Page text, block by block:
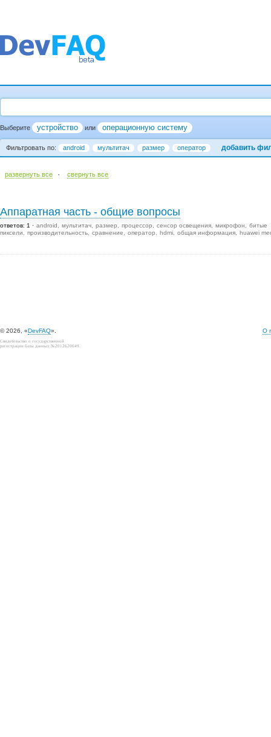
Выберите устройство или операционную систему
Фильтровать по: android мультитач размер оператор добавить
развернуть все · cвернуть все
Аппаратная часть - общие вопросы
ответов: 1 android мультитач размер процессор сенсор освещения микрофон
битые
пиксели
производительность сравнение оператор hdmi общая информация huawei
© 2026, «DevFAQ». О
Свидетельство о государственной
регистрации базы данных №2012620649.